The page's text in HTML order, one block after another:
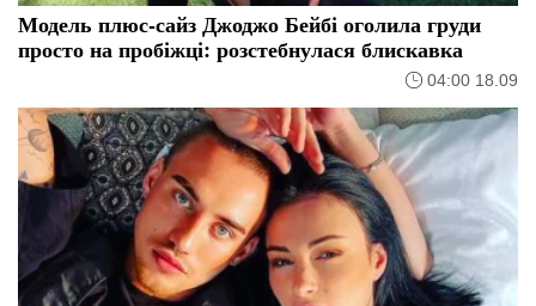
Модель плюс-сайз Джоджо Бейбі оголила груди
просто на пробіжці: розстебнулася блискавка
04:00 18.09